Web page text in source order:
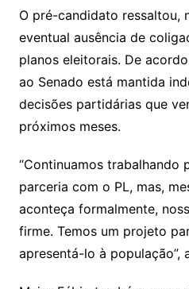
O pré-candidato ressaltou,
eventual ausência de
planos eleitorais. De
ao Senado está mantida
decisões partidárias que
próximos meses.
“Continuamos trabalhando
parceria com o PL, mas,
aconteça formalmente,
firme. Temos um projeto
apresentá-lo à população”,